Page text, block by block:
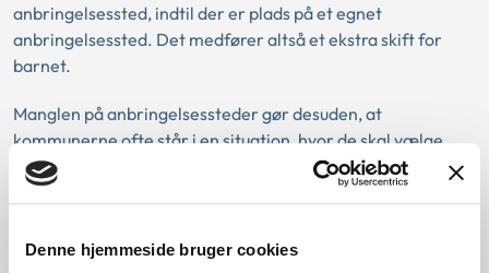
Denne hjemmeside bruger cookies
anbringelsessted, indtil der er plads på et egnet
anbringelsessted. Det medfører altså et ekstra skift for
barnet.
Manglen på anbringelsessteder gør desuden, at
kommunerne ofte står i en situation, hvor de skal vælge
mellem det gode skoletilbud og det rette anbringelsessted,
da det er usandsynligt, at begge krav kan opfyldes. I
anbringelsesstedet, der prioriteres højest, hvorfor barnet i